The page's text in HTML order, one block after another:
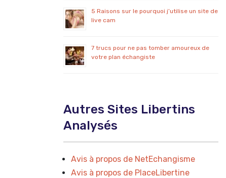
5 Raisons sur le pourquoi j’utilise un site de
live cam
7 trucs pour ne pas tomber amoureux de
votre plan échangiste
Autres Sites Libertins
Analysés
Avis à propos de NetEchangisme
Avis à propos de PlaceLibertine